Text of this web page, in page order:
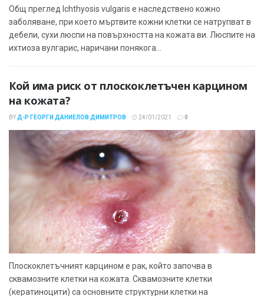
Общ преглед Ichthyosis vulgaris е наследствено кожно
заболяване, при което мъртвите кожни клетки се натрупват в
дебели, сухи люспи на повърхността на кожата ви. Люспите на
ихтиоза вулгарис, наричани понякога...
Кой има риск от плоскоклетъчен карцином
на кожата?
BY Д-Р ГЕОРГИ ДАНИЕЛОВ ДИМИТРОВ 24/01/2021 0
Плоскоклетъчният карцином е рак, който започва в
сквамозните клетки на кожата. Сквамозните клетки
(кератиноцити) са основните структурни клетки на